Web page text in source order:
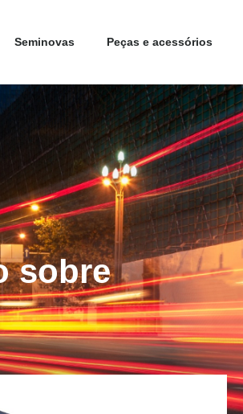
Seminovas Peças e acessórios
sobre